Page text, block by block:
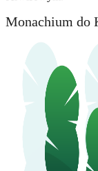
Monachium do